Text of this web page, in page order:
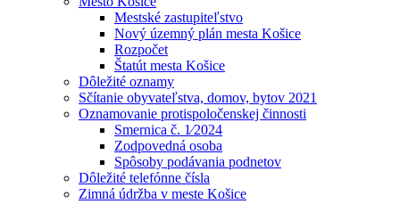
Mestské zastupiteľstvo
Nový územný plán mesta Košice
Rozpočet
Štatút mesta Košice
Dôležité oznamy
Sčítanie obyvateľstva, domov, bytov 2021
Oznamovanie protispoločenskej činnosti
Smernica č. 1⁄2024
Zodpovedná osoba
Spôsoby podávania podnetov
Dôležité telefónne čísla
Zimná údržba v meste Košice